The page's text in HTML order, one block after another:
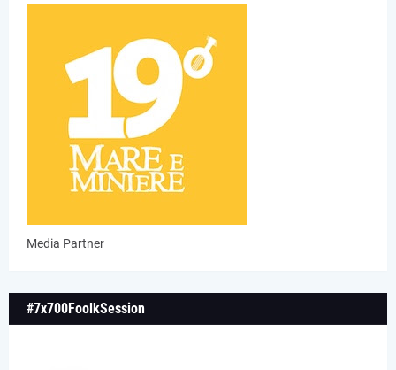
Media Partner
#7x700FoolkSession